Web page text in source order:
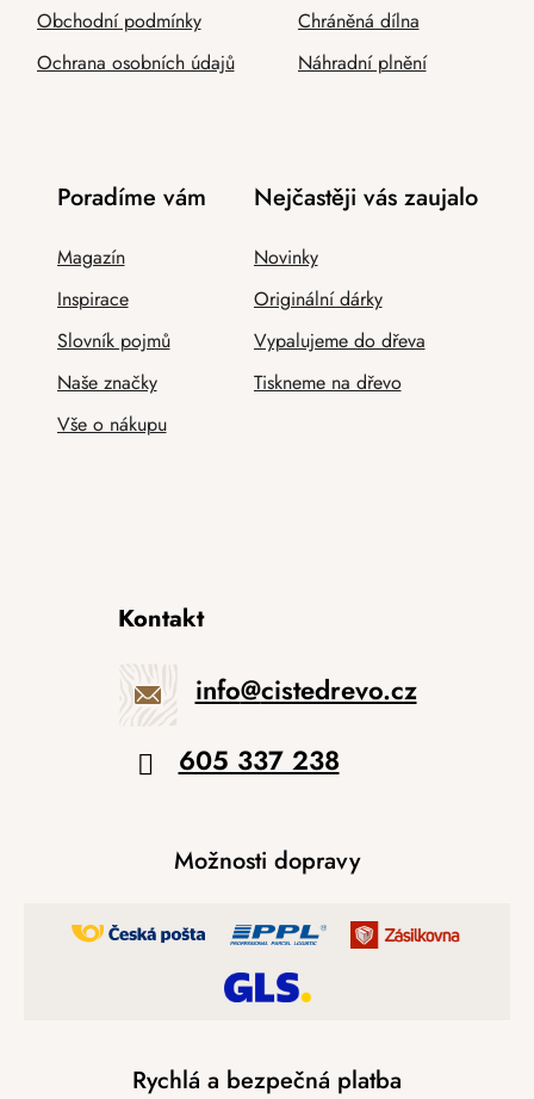
Obchodní podmínky
Ochrana osobních údajů
Chráněná dílna
Náhradní plnění
Poradíme vám
Magazín
Inspirace
Slovník pojmů
Naše značky
Vše o nákupu
Nejčastěji vás zaujalo
Novinky
Originální dárky
Vypalujeme do dřeva
Tiskneme na dřevo
Kontakt
info@cistedrevo.cz
605 337 238
Možnosti dopravy
Rychlá a bezpečná platba